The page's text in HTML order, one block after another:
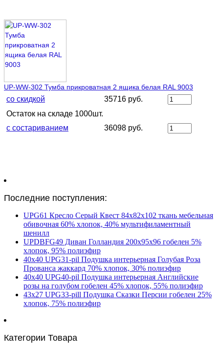
UP-WW-302 Тумба прикроватная 2 ящика белая RAL 9003
со скидкой
35716 руб.
Остаток на складе 1000шт.
с состариванием
36098 руб.
Последние поступления:
UPG61 Кресло Серый Квест 84х82х102 ткань мебельная
обивочная 60% хлопок, 40% мультифиламентный
шенилл
UPDBFG49 Диван Голландия 200х95х96 гобелен 5%
хлопок, 95% полиэфир
40х40 UPG31-pil Подушка интерьерная Голубая Роза
Прованса жаккард 70% хлопок, 30% полиэфир
40х40 UPG40-pil Подушка интерьерная Английские
розы на голубом гобелен 45% хлопок, 55% полиэфир
43х27 UPG33-pill Подушка Сказки Персии гобелен 25%
хлопок, 75% полиэфир
Категории Товара